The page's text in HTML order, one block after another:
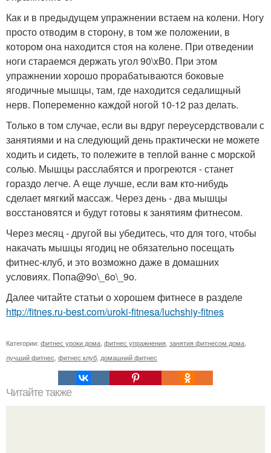
Как и в предыдущем упражнении встаем на колени. Ногу
просто отводим в сторону, в том же положении, в
котором она находится стоя на колене. При отведении
ноги стараемся держать угол 90\xB0. При этом
упражнении хорошо прорабатываются боковые
ягодичные мышцы, там, где находится седалищный
нерв. Попеременно каждой ногой 10-12 раз делать.
Только в том случае, если вы вдруг переусердствовали с
занятиями и на следующий день практически не можете
ходить и сидеть, то полежите в теплой ванне с морской
солью. Мышцы расслабятся и прогреются - станет
гораздо легче. А еще лучше, если вам кто-нибудь
сделает мягкий массаж. Через день - два мышцы
восстановятся и будут готовы к занятиям фитнесом.
Через месяц - другой вы убедитесь, что для того, чтобы
накачать мышцы ягодиц не обязательно посещать
фитнес-клуб, и это возможно даже в домашних
условиях. Попа@9o\_6o\_9o.
Далее читайте статьи о хорошем фитнесе в разделе
http://fitnes.ru-best.com/uroki-fitnesa/luchshiy-fitnes
Категории: фитнес уроки дома фитнес упражнения занятия фитнесом дома
лучший фитнес фитнес клуб домашний фитнес
Читайте также